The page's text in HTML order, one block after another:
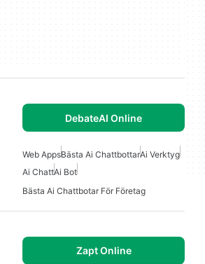
DebateAI Online
Web AppsBästa Ai ChattbottarAi Verktyg
Ai ChattAi Bot
Bästa Ai Chattbotar För Företag
Zapt Online